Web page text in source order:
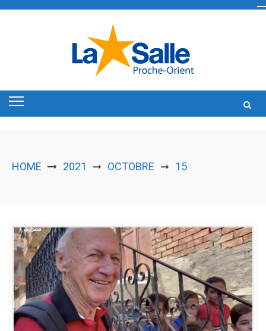
HOME 2021 ➞ OCTOBRE ➞ 15